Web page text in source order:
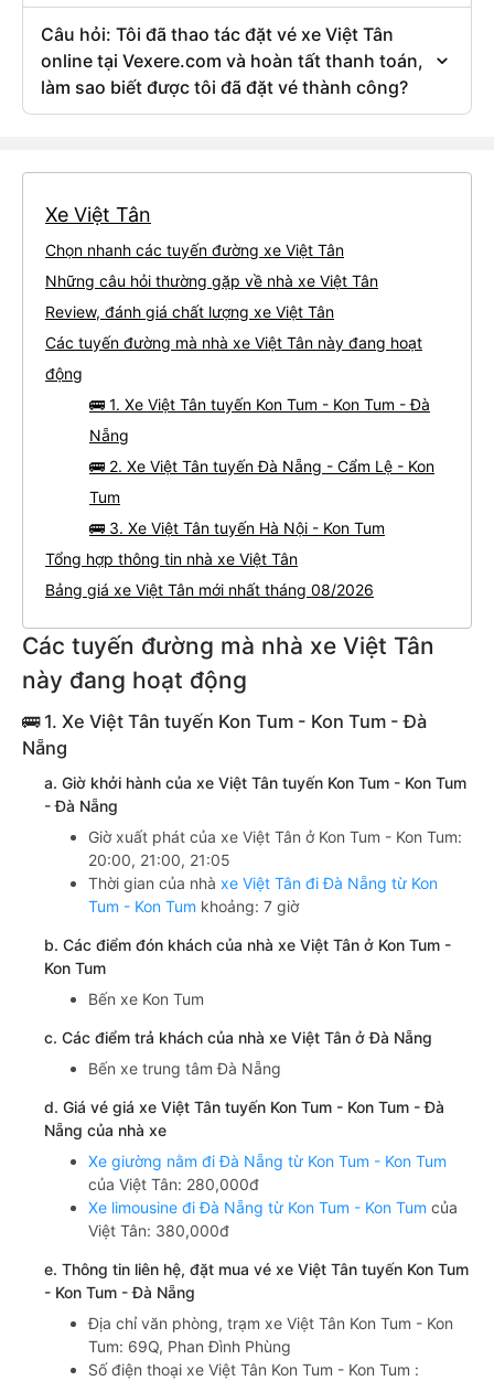
Câu hỏi: Tôi đã thao tác đặt vé xe Việt Tân
online tại Vexere.com và hoàn tất thanh toán,
làm sao biết được tôi đã đặt vé thành công?
Xe Việt Tân
Chọn nhanh các tuyến đường xe Việt Tân
Những câu hỏi thường gặp về nhà xe Việt Tân
Review, đánh giá chất lượng xe Việt Tân
Các tuyến đường mà nhà xe Việt Tân này đang hoạt
động
🚌 1. Xe Việt Tân tuyến Kon Tum - Kon Tum - Đà
Nẵng
🚌 2. Xe Việt Tân tuyến Đà Nẵng - Cẩm Lệ - Kon
Tum
🚌 3. Xe Việt Tân tuyến Hà Nội - Kon Tum
Tổng hợp thông tin nhà xe Việt Tân
Bảng giá xe Việt Tân mới nhất tháng 08/2026
Các tuyến đường mà nhà xe Việt Tân
này đang hoạt động
🚌 1. Xe Việt Tân tuyến Kon Tum - Kon Tum - Đà
Nẵng
a. Giờ khởi hành của xe Việt Tân tuyến Kon Tum - Kon Tum
- Đà Nẵng
Giờ xuất phát của xe Việt Tân ở Kon Tum - Kon Tum:
20:00, 21:00, 21:05
Thời gian của nhà xe Việt Tân đi Đà Nẵng từ Kon
Tum - Kon Tum khoảng: 7 giờ
b. Các điểm đón khách của nhà xe Việt Tân ở Kon Tum -
Kon Tum
Bến xe Kon Tum
c. Các điểm trả khách của nhà xe Việt Tân ở Đà Nẵng
Bến xe trung tâm Đà Nẵng
d. Giá vé giá xe Việt Tân tuyến Kon Tum - Kon Tum - Đà
Nẵng của nhà xe
Xe giường nằm đi Đà Nẵng từ Kon Tum - Kon Tum
của Việt Tân: 280,000đ
Xe limousine đi Đà Nẵng từ Kon Tum - Kon Tum của
Việt Tân: 380,000đ
e. Thông tin liên hệ, đặt mua vé xe Việt Tân tuyến Kon Tum
- Kon Tum - Đà Nẵng
Địa chỉ văn phòng, trạm xe Việt Tân Kon Tum - Kon
Tum: 69Q, Phan Đình Phùng
Số điện thoại xe Việt Tân Kon Tum - Kon Tum :